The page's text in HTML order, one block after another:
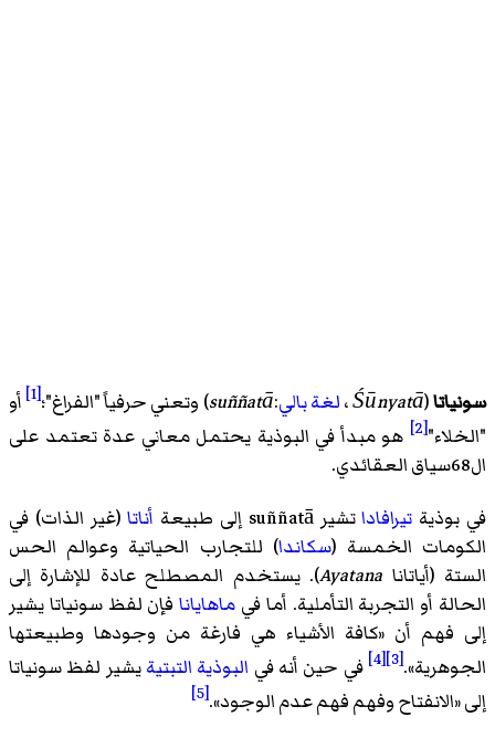
سونياتا(
Śūnyatā،لغة بالي:
suññatā) وتعني حرفياً "الفراغ"؛[1]
أو
"الخلاء"[2]
هو مبدأ في البوذية يحتمل معاني عدة تعتمد على
ال68سياق العقائدي.
في بوذية تيرافاداتشير suññatā إلى طبيعة أناتا(غير الذات) في
الكومات الخمسة (سكاندا) للتجارب الحياتية وعوالم الحس
الستة (أياتانا Ayatana). يستخدم المصطلح عادة للإشارة إلى
الحالة أو التجربة التأملية. أما في ماهايانافإن لفظ سونياتا يشير
إلى فهم أن «كافة الأشياء هي فارغة من وجودها وطبيعتها
الجوهرية».[3]
[4] في حين أنه في البوذية التبتيةيشير لفظ سونياتا
إلى «الانفتاح وفهم فهم عدم الوجود».[5]